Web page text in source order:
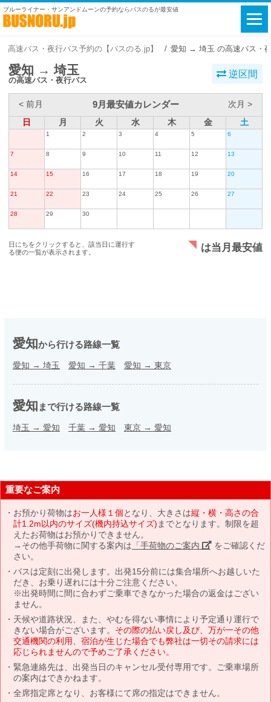
ブルーライナー・サンアンドムーンの予約ならバスのるが最安値
高速バス・夜行バス予約の【バスのる.jp】 愛知 → 埼玉 の高速バス・
愛知 → 埼玉
の高速バス・夜行バス
逆区間
< 前月 9月最安値カレンダー
次月 >
日
月 火 水 木 金 土
1 2 3 4 5 6
7 8 9 10 11 12 13
14 15 16 17 18 19 20
21 22 23 24 25 26 27
28 29 30
日にちをクリックすると、該当日に運行す
る便の一覧が表示されます。
は当月最安値
愛知から行ける路線一覧
愛知 → 埼玉 愛知 → 千葉 愛知 → 東京
愛知 まで行ける路線一覧
埼玉 → 愛知 千葉 → 愛知 東京 → 愛知
重要なご案内
お預かり荷物はお一人様１個となり、大きさは縦・横・高さの合
計1.2m以内のサイズ(機内持込サイズ) までとなります。制限を超
えたお荷物はお預かりできません。
→その他手荷物に関する案内は 「手荷物のご案内」 をご確認くだ
さい。
バスは定刻に出発します。出発15分前には集合場所へお越しいた
だき、お乗り遅れには十分ご注意ください。
※出発時間に間に合わずご乗車できなかった場合の返金はござい
ません。
天候や道路状況、また、やむを得ない事情により予定通り運行で
きない場合がございます。 その際の払い戻し及び、万が一その他
交通機関の利用、宿泊が生じた場合でも弊社は一切その請求には
応じられませんので予めご了承ください。
緊急連絡先は、出発当日のキャンセル受付専用です。ご乗車場所
の案内はできかねます。
全席指定席となり、お客様にて席の指定はできません。